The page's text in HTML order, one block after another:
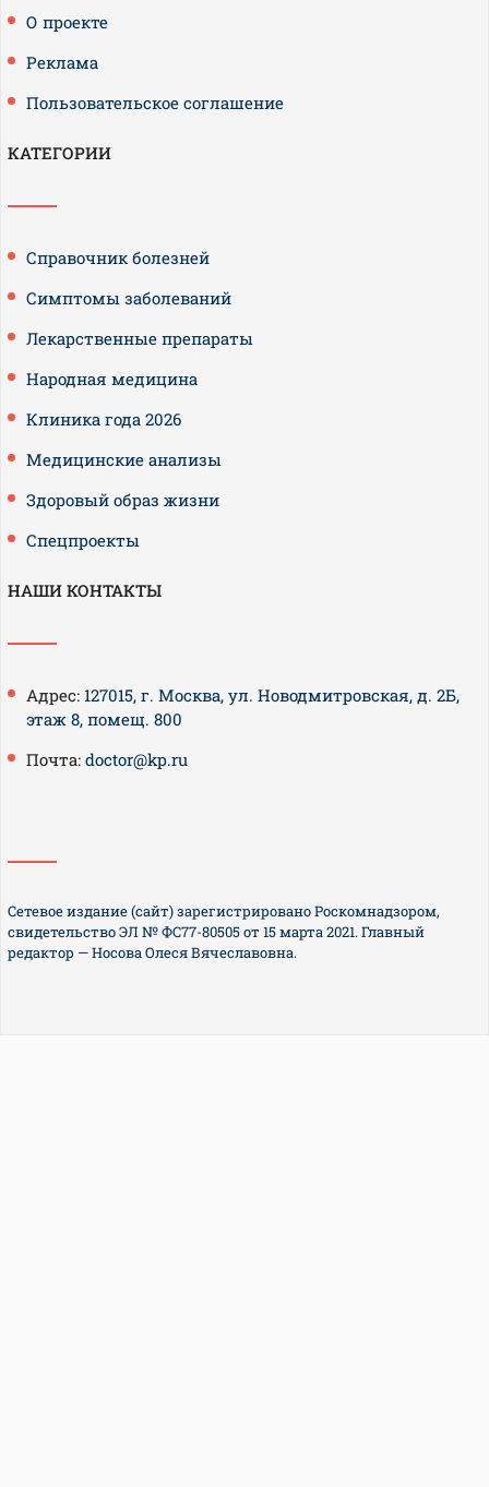
О проекте
Реклама
Пользовательское соглашение
КАТЕГОРИИ
Справочник болезней
Симптомы заболеваний
Лекарственные препараты
Народная медицина
Клиника года 2026
Медицинские анализы
Здоровый образ жизни
Спецпроекты
НАШИ КОНТАКТЫ
Адрес: 127015, г. Москва, ул. Новодмитровская, д. 2Б,
этаж 8, помещ. 800
Почта: doctor@kp.ru
Сетевое издание (сайт) зарегистрировано Роскомнадзором,
свидетельство ЭЛ № ФС77-80505 от 15 марта 2021. Главный
редактор — Носова Олеся Вячеславовна.